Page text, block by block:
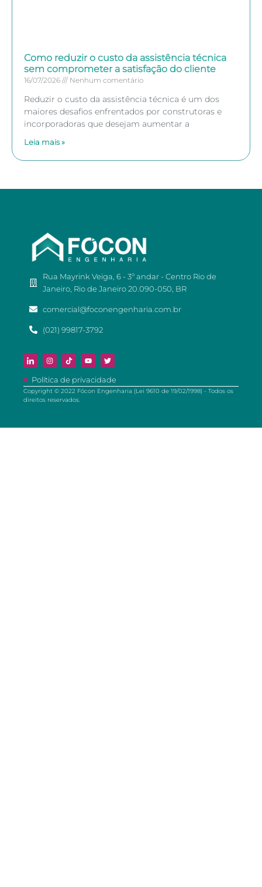
Como reduzir o custo da assistência técnica
sem comprometer a satisfação do cliente
16/07/2026 Nenhum comentário
Reduzir o custo da assistência técnica é um dos
maiores desafios enfrentados por construtoras e
incorporadoras que desejam aumentar a
Leia mais »
Rua Mayrink Veiga, 6 - 3º andar - Centro Rio de
Janeiro, Rio de Janeiro 20.090-050, BR
comercial@foconengenharia.com.br
(021) 99817-3792
Política de privacidade
Copyright © 2022 Fócon Engenharia (Lei 9610 de 19/02/1998) - Todos os
direitos reservados.